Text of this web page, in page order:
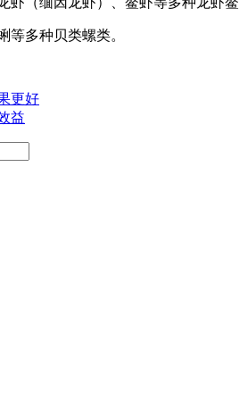
等多种贝类螺类。
更好
益